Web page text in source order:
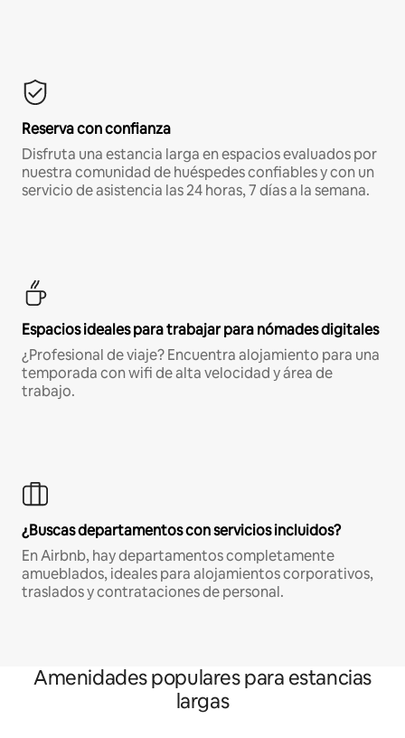
Reserva con confianza
Disfruta una estancia larga en espacios evaluados por
nuestra comunidad de huéspedes confiables y con un
servicio de asistencia las 24 horas, 7 días a la semana.
Espacios ideales para trabajar para nómades digitales
¿Profesional de viaje? Encuentra alojamiento para una
temporada con wifi de alta velocidad y área de
trabajo.
¿Buscas departamentos con servicios incluidos?
En Airbnb, hay departamentos completamente
amueblados, ideales para alojamientos corporativos,
traslados y contrataciones de personal.
Amenidades populares para estancias
largas